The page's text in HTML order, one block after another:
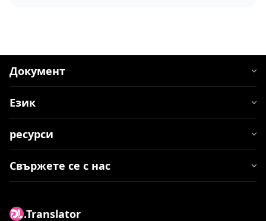
Документ
Език
ресурси
Свържете се с нас
.Translator